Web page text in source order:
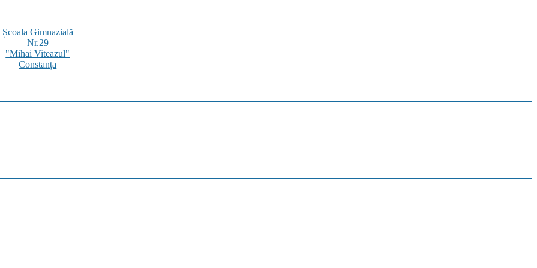
Școala Gimnazială
Nr.29
"Mihai Viteazul"
Constanța